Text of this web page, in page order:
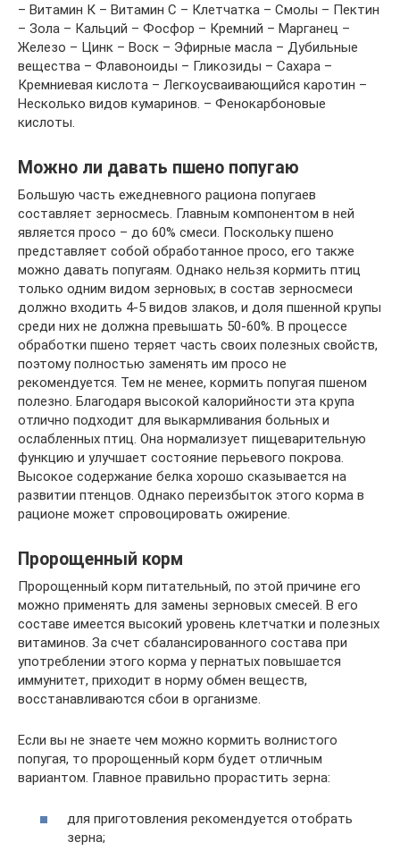
– Витамин К – Витамин C – Клетчатка – Смолы – Пектин
– Зола – Кальций – Фосфор – Кремний – Марганец –
Железо – Цинк – Воск – Эфирные масла – Дубильные
вещества – Флавоноиды – Гликозиды – Сахара –
Кремниевая кислота – Легкоусваивающийся каротин –
Несколько видов кумаринов. – Фенокарбоновые
кислоты.
Можно ли давать пшено попугаю
Большую часть ежедневного рациона попугаев
составляет зерносмесь. Главным компонентом в ней
является просо – до 60% смеси. Поскольку пшено
представляет собой обработанное просо, его также
можно давать попугаям. Однако нельзя кормить птиц
только одним видом зерновых; в состав зерносмеси
должно входить 4-5 видов злаков, и доля пшенной крупы
среди них не должна превышать 50-60%. В процессе
обработки пшено теряет часть своих полезных свойств,
поэтому полностью заменять им просо не
рекомендуется. Тем не менее, кормить попугая пшеном
полезно. Благодаря высокой калорийности эта крупа
отлично подходит для выкармливания больных и
ослабленных птиц. Она нормализует пищеварительную
функцию и улучшает состояние перьевого покрова.
Высокое содержание белка хорошо сказывается на
развитии птенцов. Однако переизбыток этого корма в
рационе может спровоцировать ожирение.
Пророщенный корм
Пророщенный корм питательный, по этой причине его
можно применять для замены зерновых смесей. В его
составе имеется высокий уровень клетчатки и полезных
витаминов. За счет сбалансированного состава при
употреблении этого корма у пернатых повышается
иммунитет, приходит в норму обмен веществ,
восстанавливаются сбои в организме.
Если вы не знаете чем можно кормить волнистого
попугая, то пророщенный корм будет отличным
вариантом. Главное правильно прорастить зерна:
для приготовления рекомендуется отобрать
зерна;